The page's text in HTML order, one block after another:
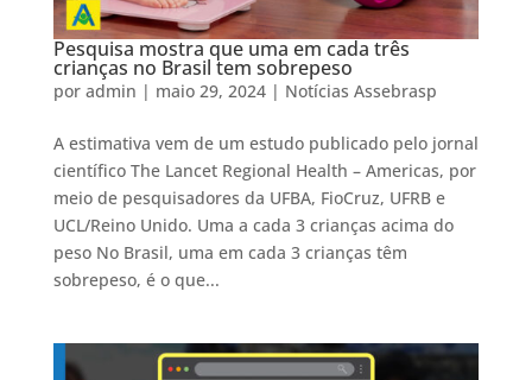
Pesquisa mostra que uma em cada três
crianças no Brasil tem sobrepeso
por admin | maio 29, 2024| Notícias Assebrasp
A estimativa vem de um estudo publicado pelo jornal
científico The Lancet Regional Health – Americas, por
meio de pesquisadores da UFBA, FioCruz, UFRB e
UCL/Reino Unido. Uma a cada 3 crianças acima do
peso No Brasil, uma em cada 3 crianças têm
sobrepeso, é o que...